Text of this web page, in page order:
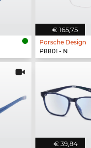
€ 165,75
Porsche Design
P8801 - N
€ 39,84